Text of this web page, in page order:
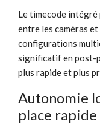
Le timecode
entre les caméras
configurations
significatif en post-
plus rapide et plus
Autonomie
place rapide